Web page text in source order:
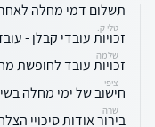
תשלום דמי מחלה לאחר
טלי ק.
זכויות עובדי קבלן -
שלמה
זכויות עובד לחופשת
ציפי
חישוב של ימי מחלה
שרה
בירור אודות סיכויי